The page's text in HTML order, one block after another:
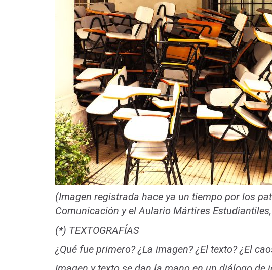
(Imagen registrada hace ya un tiempo por los
Comunicación y el Aulario Mártires
(*) TEXTOGRAFÍAS
¿Qué fue primero? ¿La imagen? ¿El texto? ¿El